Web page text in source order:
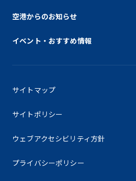
空港からのお知らせ
イベント・おすすめ情報
サイトマップ
サイトポリシー
ウェブアクセシビリティ方針
プライバシーポリシー